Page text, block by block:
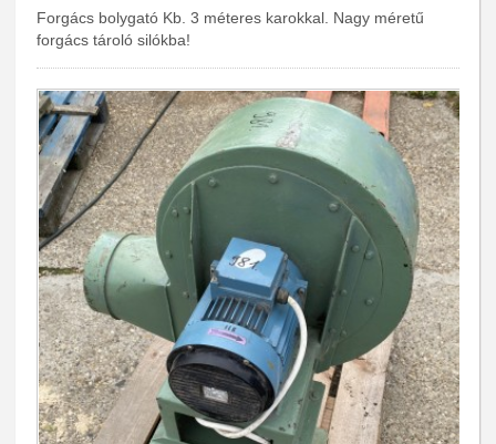
Forgács bolygató Kb. 3 méteres karokkal. Nagy méretű
forgács tároló silókba!